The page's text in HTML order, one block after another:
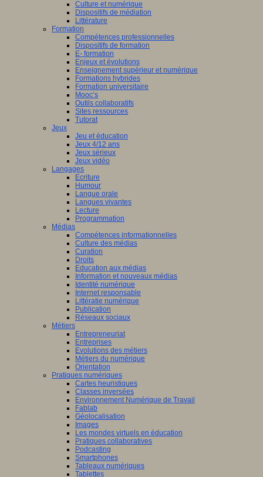
Culture et numérique
Dispositifs de médiation
Littérature
Formation
Compétences professionnelles
Dispositifs de formation
E- formation
Enjeux et évolutions
Enseignement supérieur et numérique
Formations hybrides
Formation universitaire
Mooc’s
Outils collaboratifs
Sites ressources
Tutorat
Jeux
Jeu et éducation
Jeux 4/12 ans
Jeux sérieux
Jeux vidéo
Langages
Ecriture
Humour
Langue orale
Langues vivantes
Lecture
Programmation
Médias
Compétences informationnelles
Culture des médias
Curation
Droits
Education aux médias
Information et nouveaux médias
Identité numérique
Internet responsable
Littératie numérique
Publication
Réseaux sociaux
Métiers
Entrepreneuriat
Entreprises
Evolutions des métiers
Métiers du numérique
Orientation
Pratiques numériques
Cartes heuristiques
Classes inversées
Environnement Numérique de Travail
Fablab
Géolocalisation
Images
Les mondes virtuels en éducation
Pratiques collaboratives
Podcasting
Smartphones
Tableaux numériques
Tablettes